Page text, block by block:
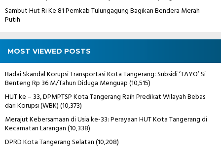
Sambut Hut Ri Ke 81 Pemkab Tulungagung Bagikan Bendera Merah
Putih
MOST VIEWED POSTS
Badai Skandal Korupsi Transportasi Kota Tangerang: Subsidi ‘TAYO’ Si
Benteng Rp 36 M/Tahun Diduga Menguap(10,515)
HUT ke – 33, DPMPTSP Kota Tangerang Raih Predikat Wilayah Bebas
dari Korupsi (WBK)(10,373)
Merajut Kebersamaan di Usia ke-33: Perayaan HUT Kota Tangerang di
Kecamatan Larangan(10,338)
DPRD Kota Tangerang Selatan(10,208)